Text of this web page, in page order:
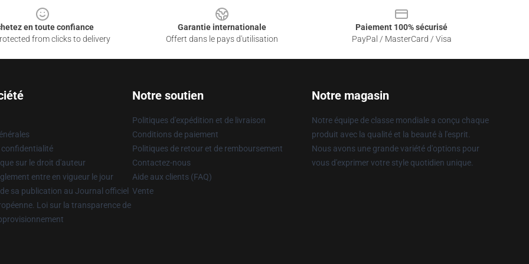
en toute confiance
from clicks to delivery
Garantie internationale
Offert dans le pays d'utilisation
Paiement 100% sécurisé
PayPal / MasterCard / Visa
confidentialité
sur le droit d'auteur
entre en vigueur le jour
sa publication au Journal officiel
Loi sur la transparence de
Notre soutien
Politiques d'expédition et de livraison
Conditions de paiement
Politiques de retour et de remboursement
Contactez-nous
Aide aux clients (FAQ)
Vente
Notre magasin
Notre équipe de classe mondiale a conçu chaque
produit avec la qualité et la beauté à l'esprit.
Nous avons une grande variété d'options pour
vous d'exprimer votre style quotidien unique.